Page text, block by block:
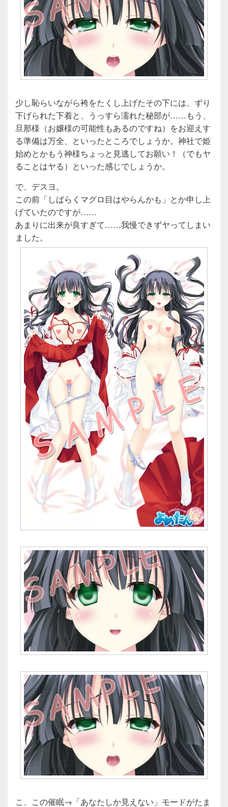
少し恥らいながら袴をたくし上げたその下には、ずり
下げられた下着と、うっすら濡れた秘部が……もう、
旦那様（お嬢様の可能性もあるのですね）をお迎えす
る準備は万全、といったところでしょうか。神社で姫
始めとかもう神様ちょっと見逃してお願い！（でもヤ
ることはヤる）といった感じでしょうか。
で、デスヨ。
この前「しばらくマグロ目はやらんかも」とか申し上
げていたのですが……
あまりに出来が良すぎて……我慢できずヤってしまい
ました。
こ、この催眠→「あなたしか見えない」モードがたま